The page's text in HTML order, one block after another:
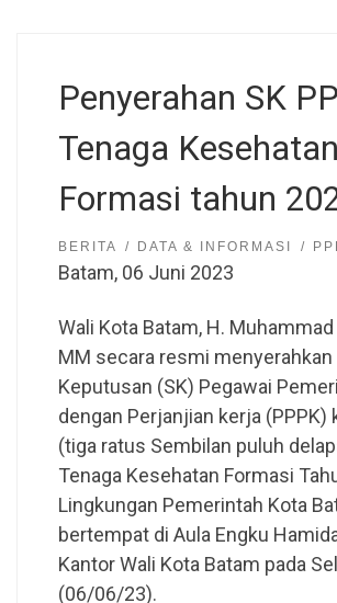
Penyerahan SK
Tenaga Kesehatan
Formasi tahun
BERITA DATA & INFORMASI
Batam, 06 Juni 2023
Wali Kota Batam, H. Muhammad
MM secara resmi menyerahkan
Keputusan (SK) Pegawai
dengan Perjanjian kerja (PPPK)
(tiga ratus Sembilan puluh
Tenaga Kesehatan Formasi
Lingkungan Pemerintah Kota
bertempat di Aula Engku
Kantor Wali Kota Batam pada
(06/06/23).